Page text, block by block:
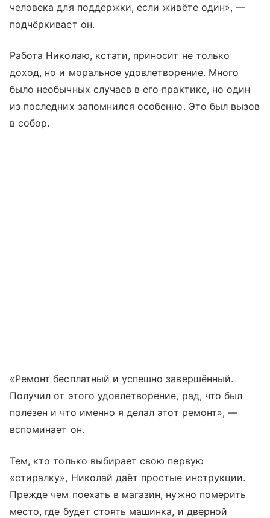
человека для поддержки, если живёте один», —
подчёркивает он.
Работа Николаю, кстати, приносит не только
доход, но и моральное удовлетворение. Много
было не­обыч­ны­х случаев в его практике, но один
из последних запомнился особенно. Это был вызов
в собор.
«Ремонт бесплатный и успешно завершённый.
Получил от этого удовлетворение, рад, что был
полезен и что именно я делал этот ремонт», —
вспоминает он.
Тем, кто только выбирает свою первую
«стиралку», Николай даёт простые инструкции.
Прежде чем поехать в магазин, нужно померить
место, где будет стоять машинка, и дверной